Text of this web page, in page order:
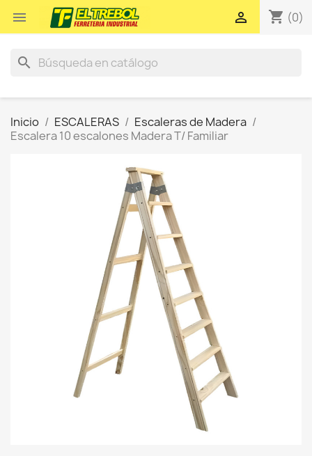
 shopping_cart (0)

search
Inicio ESCALERAS
Escaleras de Madera
Escalera 10 escalones Madera T/ Familiar